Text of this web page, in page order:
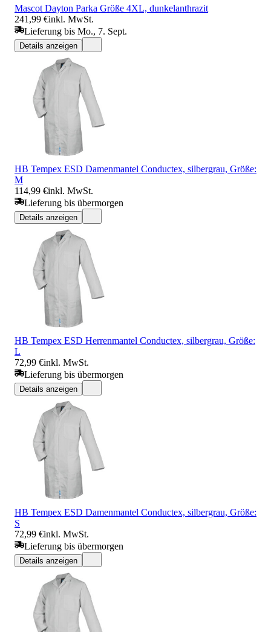
Mascot Dayton Parka Größe 4XL, dunkelanthrazit
241,99 €inkl. MwSt.
Lieferung bis Mo., 7. Sept.
Details anzeigen
HB Tempex ESD Damenmantel Conductex, silbergrau, Größe:
M
114,99 €inkl. MwSt.
Lieferung bis übermorgen
Details anzeigen
HB Tempex ESD Herrenmantel Conductex, silbergrau, Größe:
L
72,99 €inkl. MwSt.
Lieferung bis übermorgen
Details anzeigen
HB Tempex ESD Damenmantel Conductex, silbergrau, Größe:
S
72,99 €inkl. MwSt.
Lieferung bis übermorgen
Details anzeigen